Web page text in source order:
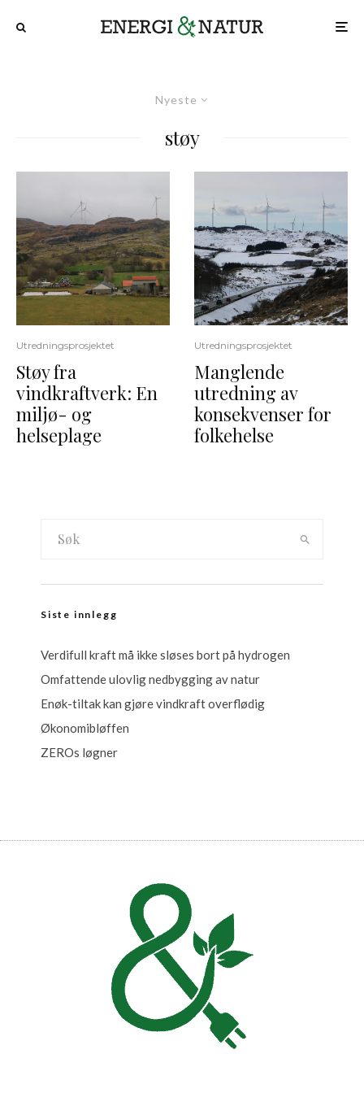
Nyeste
støy
Utredningsprosjektet
Støy fra
vindkraftverk: En
miljø- og
helseplage
Utredningsprosjektet
Manglende
utredning av
konsekvenser for
folkehelse
Siste innlegg
Verdifull kraft må ikke sløses bort på hydrogen
Omfattende ulovlig nedbygging av natur
Enøk-tiltak kan gjøre vindkraft overflødig
Økonomibløffen
ZEROs løgner